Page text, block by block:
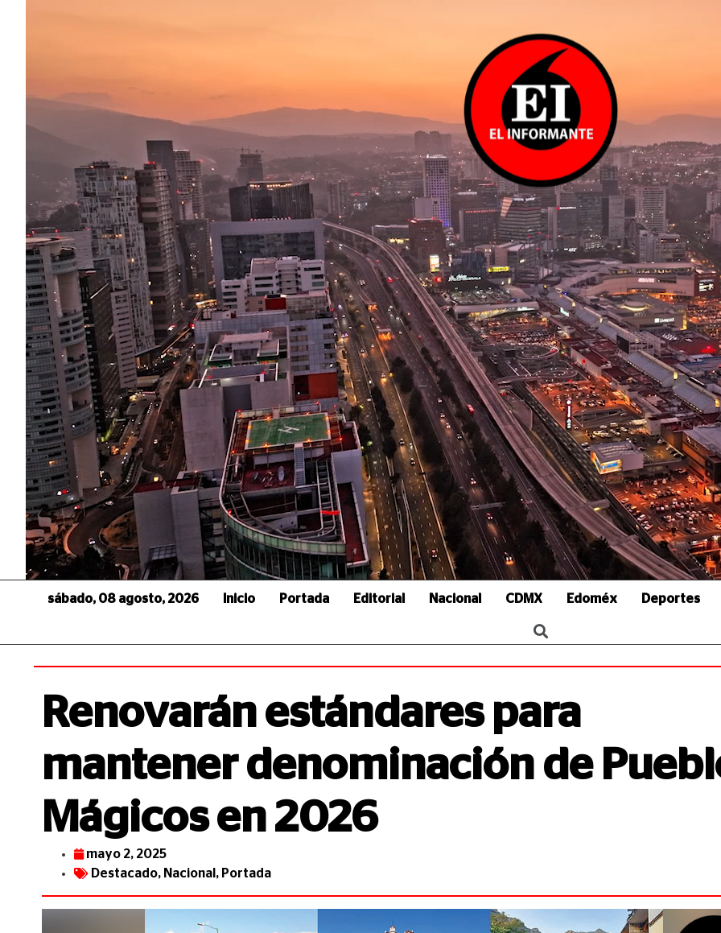
sábado, 08 agosto, 2026 Inicio Portada Editorial Nacional CDMX Edoméx Deportes
Renovarán estándares para
mantener denominación de
Mágicos en 2026
mayo 2, 2025
Destacado, Nacional , Portada